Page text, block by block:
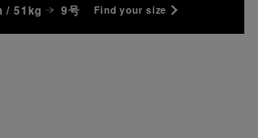
/ 51kg 9号 Find your size